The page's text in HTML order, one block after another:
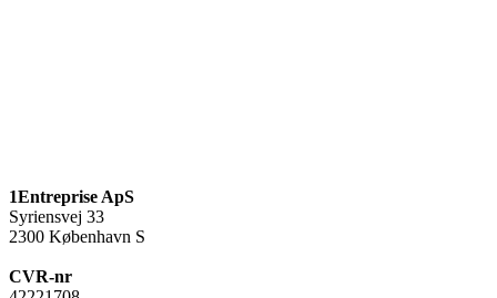
1Entreprise ApS
Syriensvej 33
2300 København S
CVR-nr